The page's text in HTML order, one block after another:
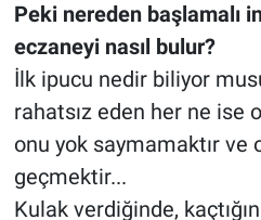
Peki nereden başlamalı
eczaneyi nasıl bulur?
İlk ipucu nedir biliyor
rahatsız eden her ne ise
onu yok saymamaktır ve
geçmektir...
Kulak verdiğinde,